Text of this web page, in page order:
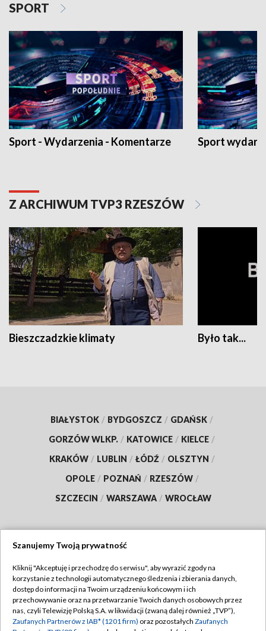
SPORT
Sport - Wydarzenia - Komentarze Sport
Z ARCHIWUM TVP3 RZESZÓW
Bieszczadzkie klimaty Było tak...
BIAŁYSTOK / BYDGOSZCZ / GDAŃSK /
GORZÓW WLKP. / KATOWICE / KIELCE /
KRAKÓW / LUBLIN / ŁÓDŹ / OLSZTYN /
OPOLE / POZNAŃ / RZESZÓW /
SZCZECIN / WARSZAWA / WROCŁAW
TVP
Abonament TVP
Emisja w TVP
Regulamin TVP
Polityka prywatności
Szanujemy Twoją prywatność
Kliknij "Akceptuję i przechodzę do serwisu", aby wyrazić zgody na
korzystanie z technologii automatycznego śledzenia i zbierania danych,
dostęp do informacji na Twoim urządzeniu końcowym i ich
przechowywanie oraz na przetwarzanie Twoich danych osobowych przez
nas, czyli Telewizję Polską S.A. w likwidacji (zwaną dalej również „TVP”),
Zaufanych Partnerów z IAB* (1201 firm) oraz pozostałych Zaufanych